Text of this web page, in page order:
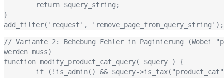
}
add_filter('request', 'remove_page_from_query_string');
// Variante 2: Behebung Fehler in Paginierung (Wobei
werden muss)
function modify_product_cat_query( $query ) {